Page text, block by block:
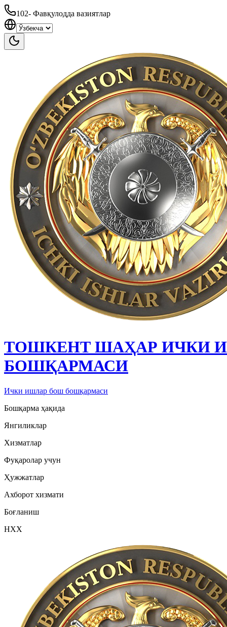
102- Фавқулодда вазиятлар
ТОШКЕНТ ШАҲАР ИЧКИ
БОШҚАРМАСИ
Ички ишлар бош бошқармаси
Бошқарма ҳақида
Янгиликлар
Хизматлар
Фуқаролар учун
Ҳужжатлар
Ахборот хизмати
Боғланиш
НХХ